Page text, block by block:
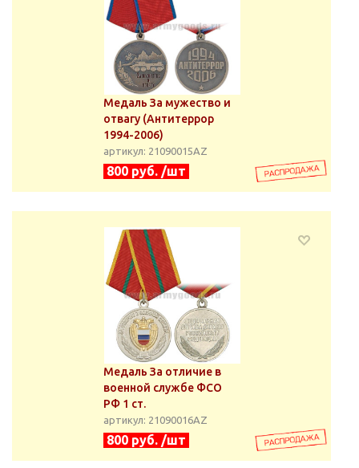
Медаль За мужество и
отвагу (Антитеррор
1994-2006)
артикул: 21090015АZ
800 руб. /шт
Медаль За отличие в
военной службе ФСО
РФ 1 ст.
артикул: 21090016АZ
800 руб. /шт